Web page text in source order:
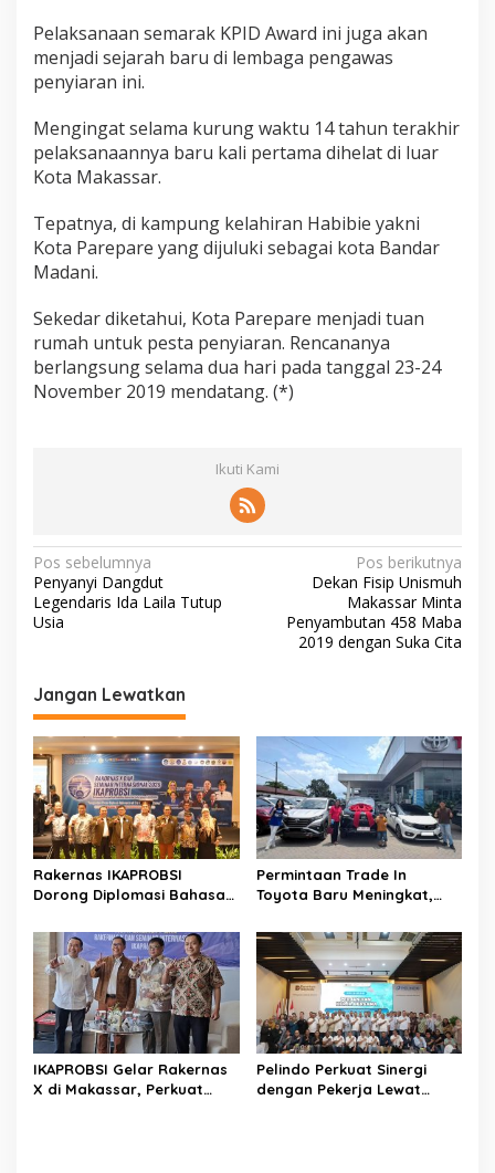
Pelaksanaan semarak KPID Award ini juga akan
menjadi sejarah baru di lembaga pengawas
penyiaran ini.
Mengingat selama kurung waktu 14 tahun terakhir
pelaksanaannya baru kali pertama dihelat di luar
Kota Makassar.
Tepatnya, di kampung kelahiran Habibie yakni
Kota Parepare yang dijuluki sebagai kota Bandar
Madani.
Sekedar diketahui, Kota Parepare menjadi tuan
rumah untuk pesta penyiaran. Rencananya
berlangsung selama dua hari pada tanggal 23-24
November 2019 mendatang. (*)
Ikuti Kami
N
a
v
g
a
s
i
p
o
s
Pos sebelumnya
Penyanyi Dangdut
Legendaris Ida Laila Tutup
Usia
Pos berikutnya
Dekan Fisip Unismuh
Makassar Minta
Penyambutan 458 Maba
2019 dengan Suka Cita
Jangan Lewatkan
Rakernas IKAPROBSI
Dorong Diplomasi Bahasa
Migran
Permintaan Trade In
Toyota Baru Meningkat,
Penjualan 200 Unit pada
Juli 2026
IKAPROBSI Gelar Rakernas
X di Makassar, Perkuat
Pelindo Perkuat Sinergi
dengan Pekerja Lewat